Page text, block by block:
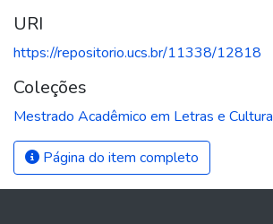
URI
https://repositorio.ucs.br/11338/12818
Coleções
Mestrado Acadêmico em Letras e Cultura
Página do item completo